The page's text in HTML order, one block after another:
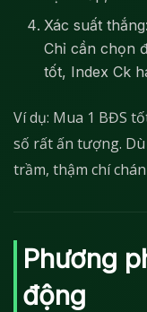
Xác suất
Chỉ cần chọn
tốt, Index Ck
Ví dụ: Mua 1 BĐS
số rất ấn tượng.
trầm, thậm chí
Phương
động